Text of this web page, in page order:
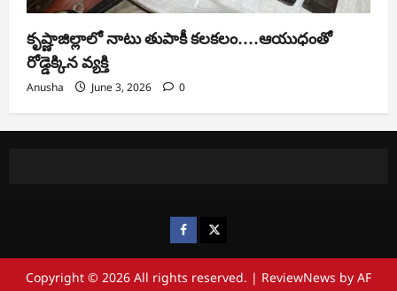
కృష్ణాజిల్లాలో నాటు తుపాకీ కలకలం….ఆయుధంతో
రోడ్డెక్కిన వ్యక్తి
Anusha June 3, 2026 0
https://www.facebook.com/
https://x.com/
Copyright © 2026 All rights reserved. | ReviewNews by AF